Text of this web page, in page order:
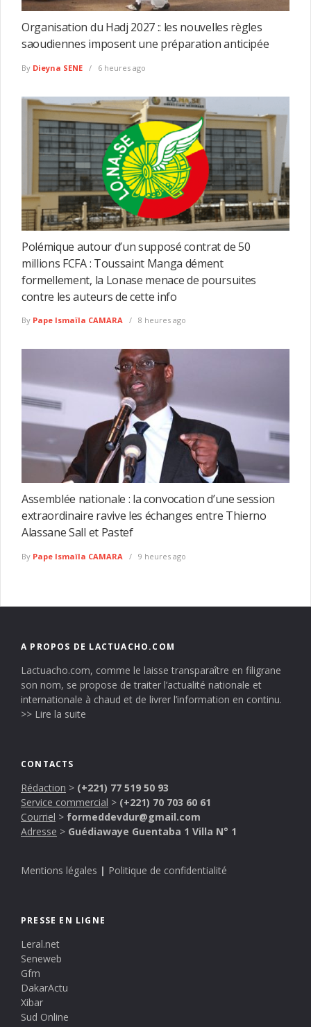
Organisation du Hadj 2027 :: les nouvelles règles
saoudiennes imposent une préparation anticipée
By Dieyna SENE 6 heures ago
Polémique autour d’un supposé contrat de 50
millions FCFA : Toussaint Manga dément
formellement, la Lonase menace de poursuites
contre les auteurs de cette info
By Pape Ismaïla CAMARA 8 heures ago
Assemblée nationale : la convocation d’une session
extraordinaire ravive les échanges entre Thierno
Alassane Sall et Pastef
By Pape Ismaïla CAMARA 9 heures ago
A PROPOS DE LACTUACHO.COM
Lactuacho.com, comme le laisse transparaître en filigrane
son nom, se propose de traiter l’actualité nationale et
internationale à chaud et de livrer l’information en continu.
>> Lire la suite
CONTACTS
Rédaction > (+221) 77 519 50 93
Service commercial > (+221) 70 703 60 61
Courriel > formeddevdur@gmail.com
Adresse > Guédiawaye Guentaba 1 Villa N° 1
Mentions légales | Politique de confidentialité
PRESSE EN LIGNE
Leral.net
Seneweb
Gfm
DakarActu
Xibar
Sud Online